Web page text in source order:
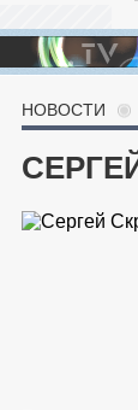
НОВОСТИ